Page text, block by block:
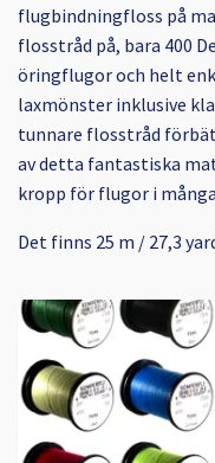
flugbindningfloss på
flosstråd på, bara 400
öringflugor och helt
laxmönster inklusive
tunnare flosstråd
av detta fantastiska
kropp för flugor i
Det finns 25 m / 27,3